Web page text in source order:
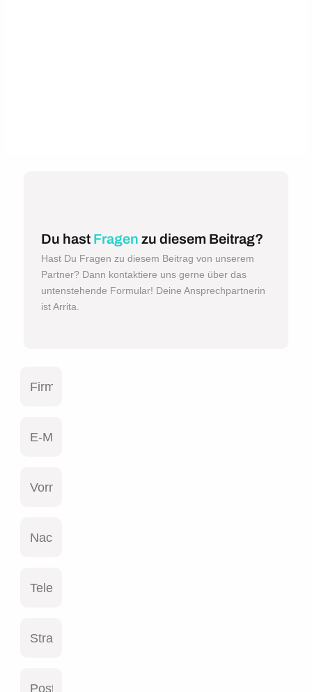
Du hast Fragen zu diesem Beitrag?
Hast Du Fragen zu diesem Beitrag von unserem
Partner? Dann kontaktiere uns gerne über das
untenstehende Formular! Deine Ansprechpartnerin
ist Arrita.